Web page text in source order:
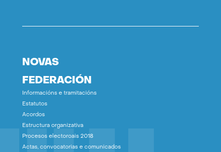
NOVAS
FEDERACIÓN
Informacións e tramitacións
Estatutos
Acordos
Estructura organizativa
Procesos electoroais 2018
Actas, convocatorias e comunicados